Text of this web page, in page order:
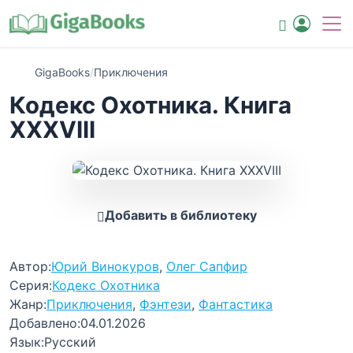
GigaBooks/Приключения
Кодекс Охотника. Книга
XXXVIII
Добавить в библиотеку
Автор:Юрий Винокуров, Олег Сапфир
Серия:Кодекс Охотника
Жанр:Приключения, Фэнтези, Фантастика
Добавлено:04.01.2026
Язык:Русский